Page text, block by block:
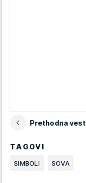
Prethodna vest
TAGOVI
SIMBOLI SOVA